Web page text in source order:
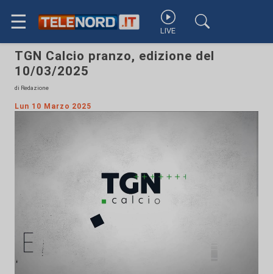
☰ LIVE
TGN Calcio pranzo, edizione del
10/03/2025
di Redazione
Lun 10 Marzo 2025